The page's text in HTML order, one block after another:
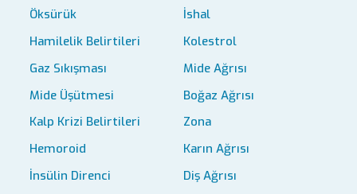
Öksürük
İshal
Hamilelik Belirtileri
Kolestrol
Gaz Sıkışması
Mide Ağrısı
Mide Üşütmesi
Boğaz Ağrısı
Kalp Krizi Belirtileri
Zona
Hemoroid
Karın Ağrısı
İnsülin Direnci
Diş Ağrısı